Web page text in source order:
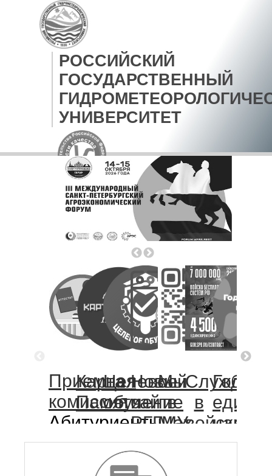
РОССИЙСКИЙ
ГОСУДАРСТВЕННЫЙ
УНИВЕРСИТЕТ
Приемная
комиссия
Абитуриенты,
вам
Карта
Памяти
Целевое
обучение
Новый
сайт
РГГМУ
(тестовая
версия)
Мы
в
Max
Служба
в
войсках
Год